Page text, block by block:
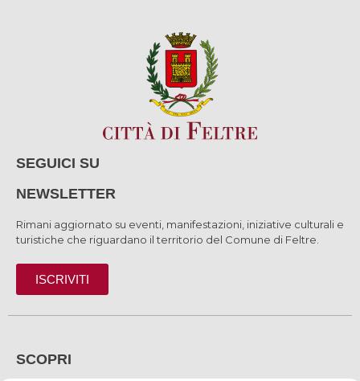
SEGUICI SU
NEWSLETTER
Rimani aggiornato su eventi, manifestazioni, iniziative culturali e
turistiche che riguardano il territorio del Comune di Feltre.
ISCRIVITI
SCOPRI